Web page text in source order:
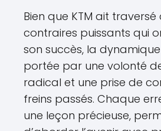
Bien que KTM ait traversé
contraires puissants qui
son succès, la
portée par une volonté
radical et une prise de
freins passés. Chaque
une leçon précieuse,